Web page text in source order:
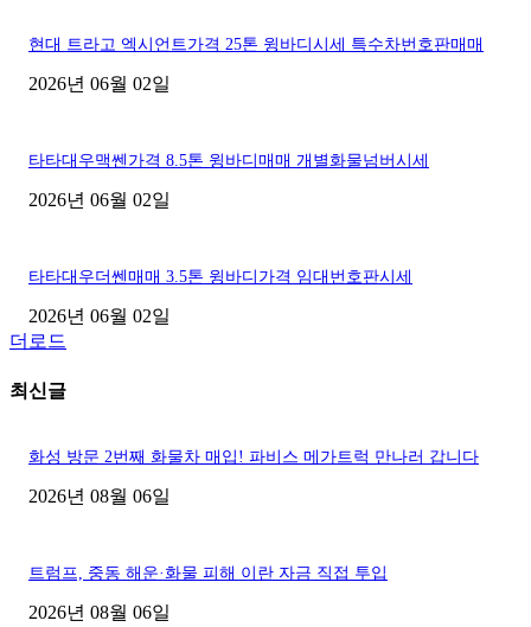
현대 트라고 엑시언트가격 25톤 윙바디시세 특수차번호판매매
2026년 06월 02일
타타대우맥쎈가격 8.5톤 윙바디매매 개별화물넘버시세
2026년 06월 02일
타타대우더쎈매매 3.5톤 윙바디가격 임대번호판시세
2026년 06월 02일
더로드
최신글
화성 방문 2번째 화물차 매입! 파비스 메가트럭 만나러 갑니다
2026년 08월 06일
트럼프, 중동 해운·화물 피해 이란 자금 직접 투입
2026년 08월 06일